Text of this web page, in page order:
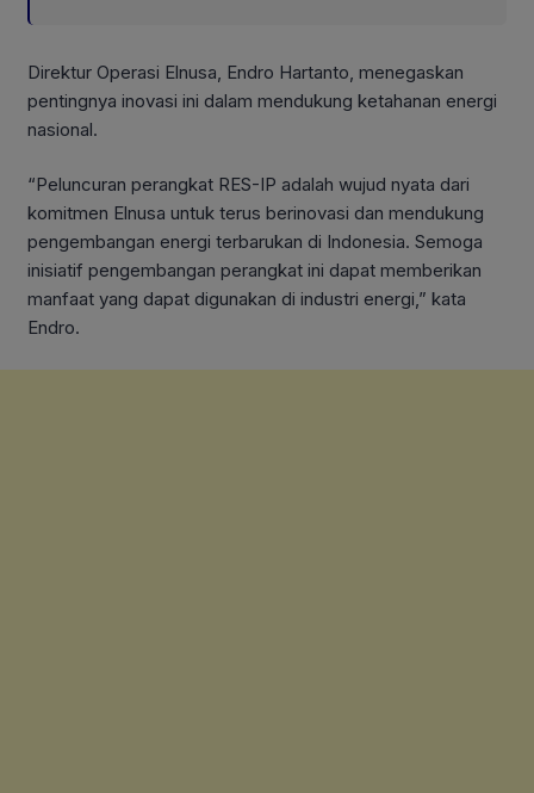
Direktur Operasi Elnusa, Endro Hartanto, menegaskan
pentingnya inovasi ini dalam mendukung ketahanan energi
nasional.
“Peluncuran perangkat RES-IP adalah wujud nyata dari
komitmen Elnusa untuk terus berinovasi dan mendukung
pengembangan energi terbarukan di Indonesia. Semoga
inisiatif pengembangan perangkat ini dapat memberikan
manfaat yang dapat digunakan di industri energi,” kata
Endro.